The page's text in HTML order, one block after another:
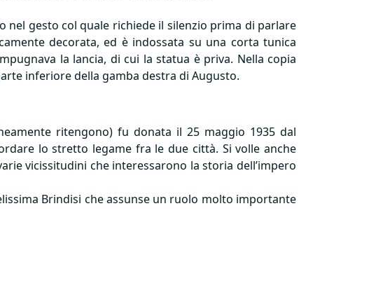
nel gesto col quale richiede il silenzio prima di parlare
decorata, ed è indossata su una corta tunica
la lancia, di cui la statua è priva. Nella copia
inferiore della gamba destra di Augusto.
ritengono) fu donata il 25 maggio 1935 dal
lo stretto legame fra le due città. Si volle anche
vicissitudini che interessarono la storia dell’impero
Brindisi che assunse un ruolo molto importante